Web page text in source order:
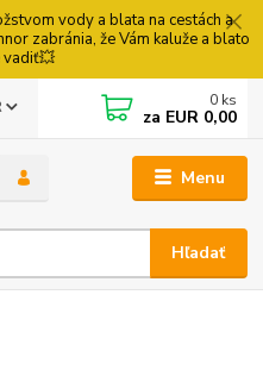
vody a blata na cestách a
zabránia, že Vám kaluže a blato
vadiť💥
Menu
Hľadať
0 ks
za EUR 0,00